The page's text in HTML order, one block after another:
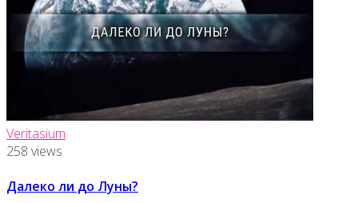
Veritasium
258 views
Далеко ли до Луны?